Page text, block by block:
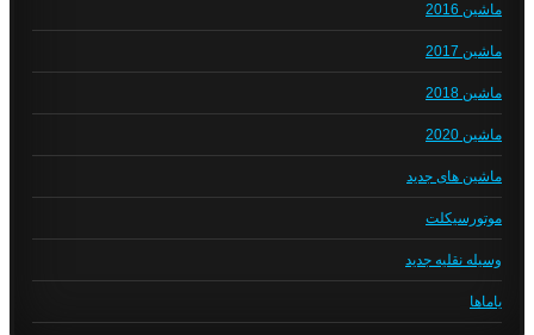
ماشین 2016
ماشین 2017
ماشین 2018
ماشین 2020
ماشین های جدید
موتورسیکلت
وسیله نقلیه جدید
یاماها